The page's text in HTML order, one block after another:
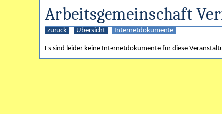
Arbeitsgemeinschaft
zurück Übersicht Internetdokumente
Es sind leider keine Internetdokumente für diese